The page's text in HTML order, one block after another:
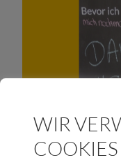
Bevor ich sterbe,
WIR
COOKIES